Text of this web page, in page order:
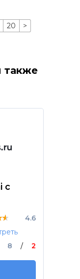
20 >
также
с
4.6
8 / 2